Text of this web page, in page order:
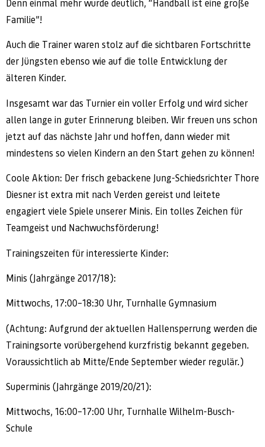
Denn einmal mehr wurde deutlich, “Handball ist eine große
Familie”!
Auch die Trainer waren stolz auf die sichtbaren Fortschritte
der Jüngsten ebenso wie auf die tolle Entwicklung der
älteren Kinder.
Insgesamt war das Turnier ein voller Erfolg und wird sicher
allen lange in guter Erinnerung bleiben. Wir freuen uns schon
jetzt auf das nächste Jahr und hoffen, dann wieder mit
mindestens so vielen Kindern an den Start gehen zu können!
Coole Aktion: Der frisch gebackene Jung-Schiedsrichter Thore
Diesner ist extra mit nach Verden gereist und leitete
engagiert viele Spiele unserer Minis. Ein tolles Zeichen für
Teamgeist und Nachwuchsförderung!
Trainingszeiten für interessierte Kinder:
Minis (Jahrgänge 2017/18):
Mittwochs, 17:00–18:30 Uhr, Turnhalle Gymnasium
(Achtung: Aufgrund der aktuellen Hallensperrung werden die
Trainingsorte vorübergehend kurzfristig bekannt gegeben.
Voraussichtlich ab Mitte/Ende September wieder regulär.)
Superminis (Jahrgänge 2019/20/21):
Mittwochs, 16:00–17:00 Uhr, Turnhalle Wilhelm-Busch-
Schule